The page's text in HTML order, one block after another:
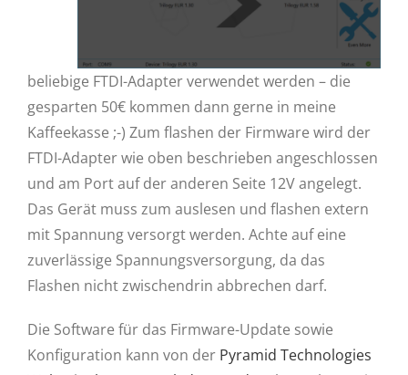
beliebige FTDI-Adapter verwendet werden – die
gesparten 50€ kommen dann gerne in meine
Kaffeekasse ;-) Zum flashen der Firmware wird der
FTDI-Adapter wie oben beschrieben angeschlossen
und am Port auf der anderen Seite 12V angelegt.
Das Gerät muss zum auslesen und flashen extern
mit Spannung versorgt werden. Achte auf eine
zuverlässige Spannungsversorgung, da das
Flashen nicht zwischendrin abbrechen darf.
Die Software für das Firmware-Update sowie
Konfiguration kann von der Pyramid Technologies